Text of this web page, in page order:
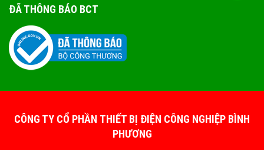
ĐÃ THÔNG BÁO BCT
CÔNG TY CỔ PHẦN THIẾT BỊ ĐIỆN CÔNG NGHIỆP BÌNH
PHƯƠNG